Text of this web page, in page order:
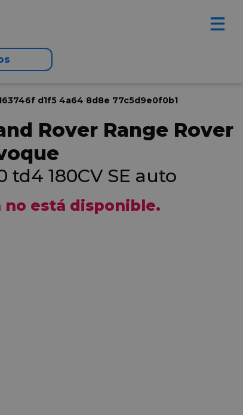
d1f5 4a64 8d8e 77c5d9e0f0b1
Rover Range Rover
td4 180CV SE auto
no está disponible.